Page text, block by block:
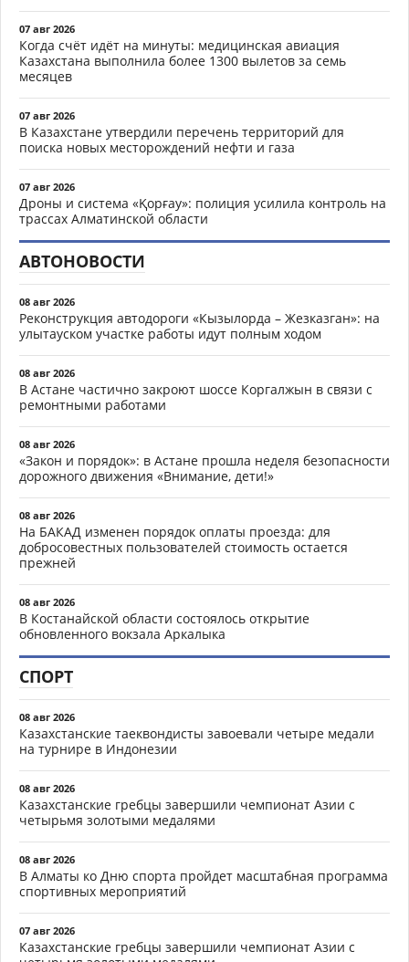
07 авг 2026
Когда счёт идёт на минуты: медицинская авиация
Казахстана выполнила более 1300 вылетов за семь
месяцев
07 авг 2026
В Казахстане утвердили перечень территорий для
поиска новых месторождений нефти и газа
07 авг 2026
Дроны и система «Қорғау»: полиция усилила контроль на
трассах Алматинской области
АВТОНОВОСТИ
08 авг 2026
Реконструкция автодороги «Кызылорда – Жезказган»: на
улытауском участке работы идут полным ходом
08 авг 2026
В Астане частично закроют шоссе Коргалжын в связи с
ремонтными работами
08 авг 2026
«Закон и порядок»: в Астане прошла неделя безопасности
дорожного движения «Внимание, дети!»
08 авг 2026
На БАКАД изменен порядок оплаты проезда: для
добросовестных пользователей стоимость остается
прежней
08 авг 2026
В Костанайской области состоялось открытие
обновленного вокзала Аркалыка
СПОРТ
08 авг 2026
Казахстанские таеквондисты завоевали четыре медали
на турнире в Индонезии
08 авг 2026
Казахстанские гребцы завершили чемпионат Азии с
четырьмя золотыми медалями
08 авг 2026
В Алматы ко Дню спорта пройдет масштабная программа
спортивных мероприятий
07 авг 2026
Казахстанские гребцы завершили чемпионат Азии с